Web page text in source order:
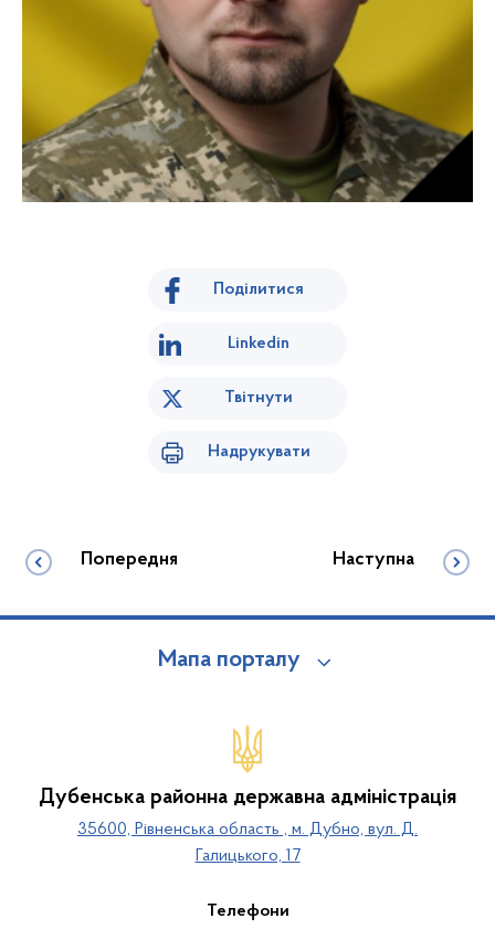
Поділитися
Linkedin
Твітнути
Надрукувати
Попередня Наступна
Мапа порталу
Дубенська районна державна адміністрація
35600, Рівненська область , м. Дубно, вул. Д.
Галицького, 17
Телефони